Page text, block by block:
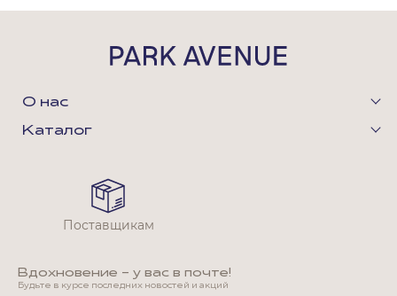
О нас
Каталог
Вдохновение - у вас в почте!
Будьте в курсе последних новостей и акций
Поставщикам